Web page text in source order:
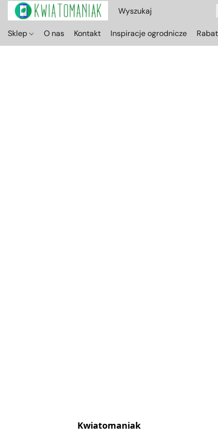
Sklep O nas Kontakt Inspiracje ogrodnicze
Kwiatomaniak